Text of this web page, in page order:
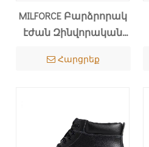
MILFORCE Բարձրորակ
էժան Զինվորական
կոշիկ բանակային
Հարցրեք